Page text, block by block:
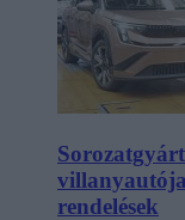
rendelések